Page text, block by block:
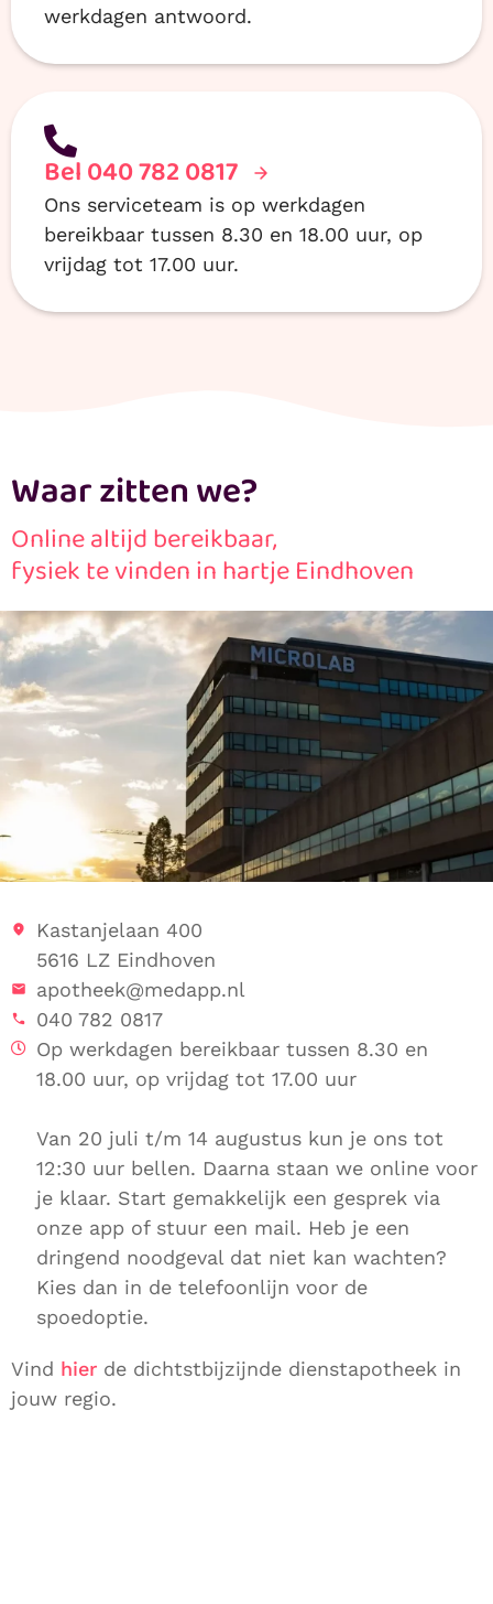
werkdagen antwoord.
Bel 040 782 0817
Ons serviceteam is op werkdagen
bereikbaar tussen 8.30 en 18.00 uur, op
vrijdag tot 17.00 uur.
Waar zitten we?
Online altijd bereikbaar,
fysiek te vinden in hartje Eindhoven
Kastanjelaan 400
5616 LZ Eindhoven
apotheek@medapp.nl
040 782 0817
Op werkdagen bereikbaar tussen 8.30 en
18.00 uur, op vrijdag tot 17.00 uur
Van 20 juli t/m 14 augustus kun je ons tot
12:30 uur bellen. Daarna staan we online voor
je klaar. Start gemakkelijk een gesprek via
onze app of stuur een mail. Heb je een
dringend noodgeval dat niet kan wachten?
Kies dan in de telefoonlijn voor de
spoedoptie.
Vind hier de dichtstbijzijnde dienstapotheek in
jouw regio.